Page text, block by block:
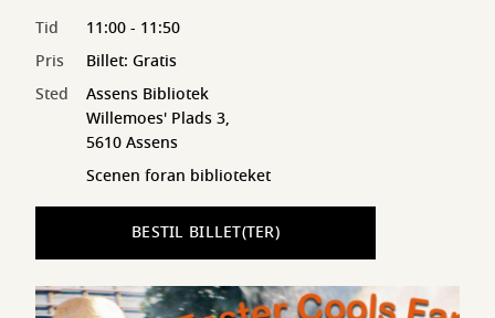
Tid
11:00 - 11:50
Pris
Billet: Gratis
Sted
Assens Bibliotek
Willemoes' Plads 3,
5610 Assens
Scenen foran biblioteket
BESTIL BILLET(TER)